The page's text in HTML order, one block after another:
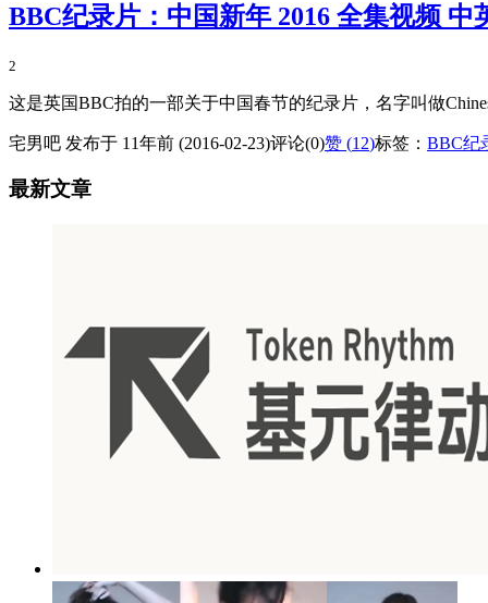
BBC纪录片：中国新年 2016 全集视频 中
2
这是英国BBC拍的一部关于中国春节的纪录片，名字叫做
宅男吧 发布于 11年前 (2016-02-23)评论(0)赞 (12)标签： BBC纪
最新文章